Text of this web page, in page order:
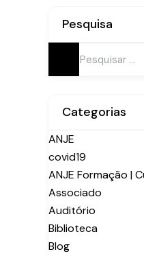
Pesquisa
Categorias
ANJE
covid19
ANJE Formação |
Associado
Auditório
Biblioteca
Blog